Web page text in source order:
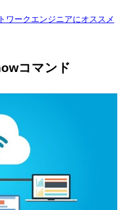
ワークエンジニアにオススメ
コマンド